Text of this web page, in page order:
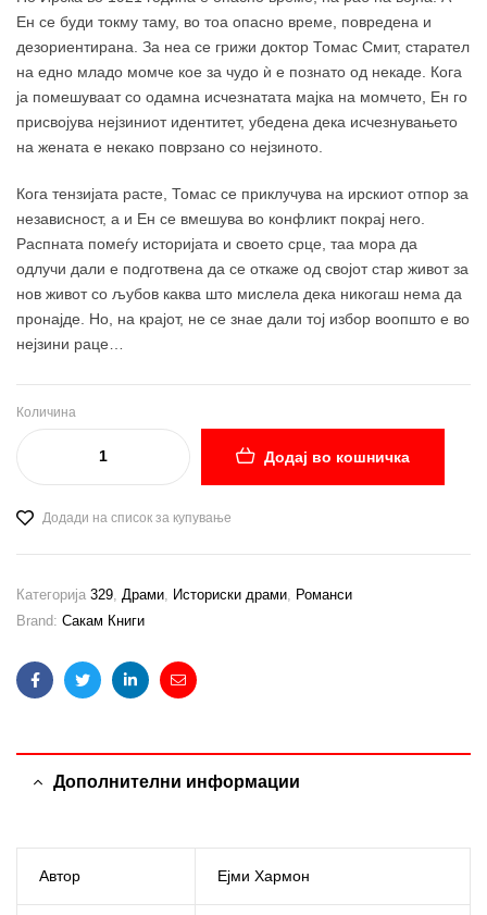
Ен се буди токму таму, во тоа опасно време, повредена и
дезориентирана. За неа се грижи доктор Томас Смит, старател
на едно младо момче кое за чудо ѝ е познато од некаде. Кога
ја помешуваат со одамна исчезнатата мајка на момчето, Ен го
присвојува нејзиниот идентитет, убедена дека исчезнувањето
на жената е некако поврзано со нејзиното.
Кога тензијата расте, Томас се приклучува на ирскиот отпор за
независност, а и Ен се вмешува во конфликт покрај него.
Распната помеѓу историјата и своето срце, таа мора да
одлучи дали е подготвена да се откаже од својот стар живот за
нов живот со љубов каква што мислела дека никогаш нема да
пронајде. Но, на крајот, не се знае дали тој избор воопшто е во
нејзини раце…
Количина
Додај во кошничка
Додади на список за купување
Категорија 329 Драми Историски драми Романси
Brand: Сакам Книги
FacebookTwitterLinkedinEmail
Дополнителни информации
Автор Ејми Хармон